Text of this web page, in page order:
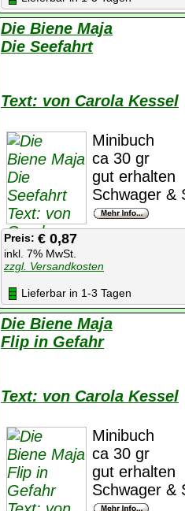
Die Biene Maja
Die Seefahrt
Text: von Carola Kessel
Minibuch
ca 30 gr
gut erhalten
Schwager &
Preis: € 0,87
inkl. 7% MwSt.
zzgl. Versandkosten
Lieferbar in 1-3 Tagen
Die Biene Maja
Flip in Gefahr
Text: von Carola Kessel
Minibuch
ca 30 gr
gut erhalten
Schwager &